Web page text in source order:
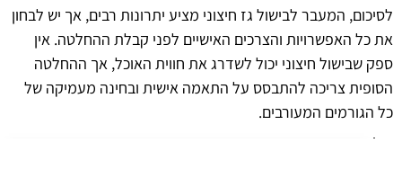
לסיכום, המעבר לבישול גז חיצוני מציע יתרונות רבים, אך יש לבחון
את כל האפשרויות והצרכים האישיים לפני קבלת ההחלטה. אין
ספק שבישול חיצוני יכול לשדרג את חווית האוכל, אך ההחלטה
הסופית צריכה להתבסס על התאמה אישית ובחינה מעמיקה של
כל הגורמים המעורבים.